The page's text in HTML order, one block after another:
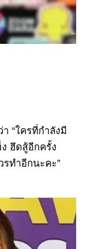
“ใครที่กำลังมี
ฮึดสู้อีกครั้ง
ทำอีกนะคะ”